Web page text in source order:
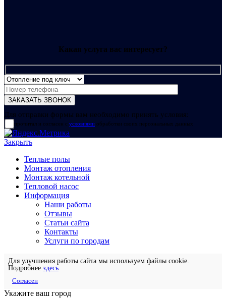
Какая услуга вас интересует?
Для отправки формы вам необходимо принять условия:
прочитал и согласен с условиями обработки своих персональных данных
Закрыть
Теплые полы
Монтаж отопления
Монтаж котельной
Тепловой насос
Информация
Наши работы
Отзывы
Статьи сайта
Контакты
Услуги по городам
Для улучшения работы сайта мы используем файлы cookie.
Подробнее здесь
Согласен
Укажите ваш город